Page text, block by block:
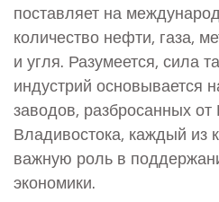
поставляет на
количество нефти, газа,
и угля. Разумеется, сила
индустрий основывается
заводов, разбросанных
Владивостока, каждый из
важную роль в
экономики.